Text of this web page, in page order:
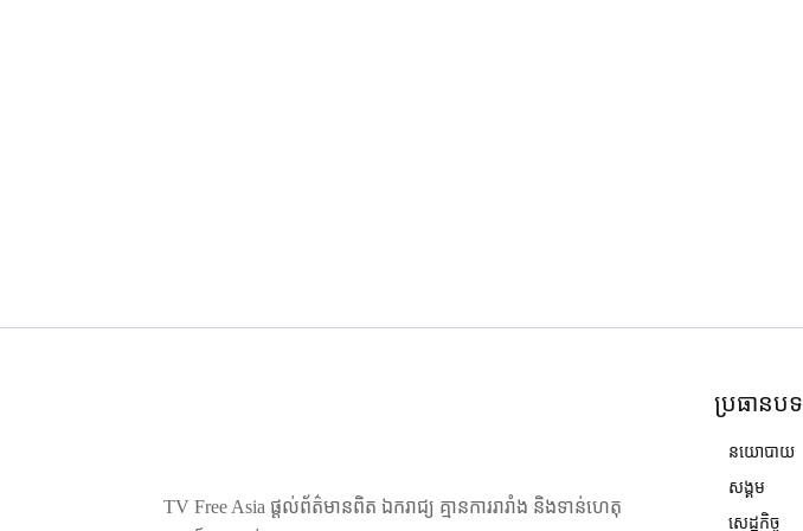
TV Free Asia ផ្ដល់ព័ត៌មានពិត ឯករាជ្យ គ្មានការរារាំង និងទាន់ហេតុ
ប្រធានបទ
នយោបាយ
សង្គម
សេដ្ឋកិច្ច